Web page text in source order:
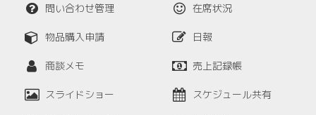
問い合わせ管理 在席状況
物品購入申請 日報
商談メモ 売上記録帳
スライドショー スケジュール共有